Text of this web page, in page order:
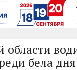
области
бела